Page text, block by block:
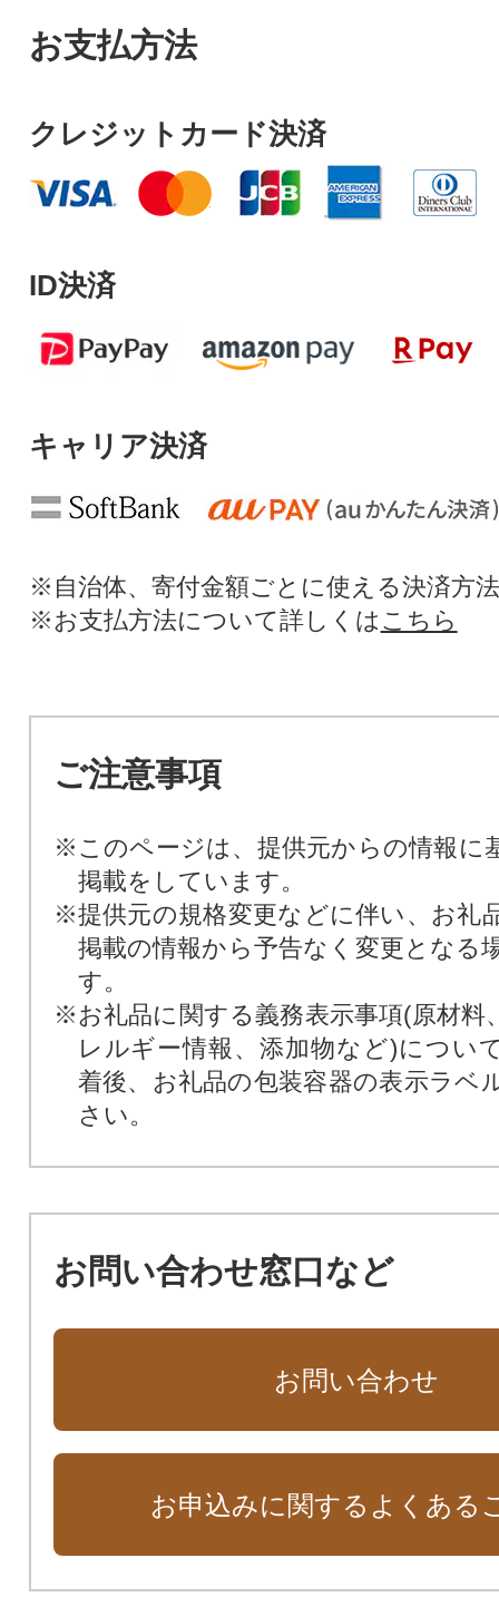
お支払方法
クレジットカード決済
ID決済
キャリア決済
※自治体、寄付金額ごとに使える決済方
※お支払方法について詳しくは こちら
ご注意事項
※このページは、提供元からの情報に
掲載をしています。
※提供元の規格変更などに伴い、お礼
掲載の情報から予告なく変更となる
す。
※お礼品に関する義務表示事項(原材料
レルギー情報、添加物など)につい
着後、お礼品の包装容器の表示ラベ
さい。
お問い合わせ窓口など
お問い合わせ
お申込みに関するよくある